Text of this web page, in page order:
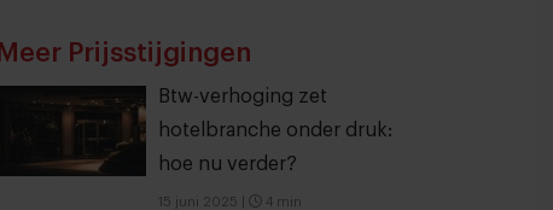
Meer Prijsstijgingen
Btw-verhoging zet
hotelbranche onder druk:
hoe nu verder?
15 juni 2025 4 min